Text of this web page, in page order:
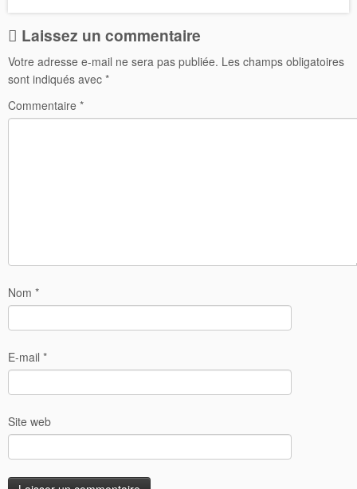
Laissez un commentaire
Votre adresse e-mail ne sera pas publiée. Les champs obligatoires
sont indiqués avec *
Commentaire *
Nom *
E-mail *
Site web